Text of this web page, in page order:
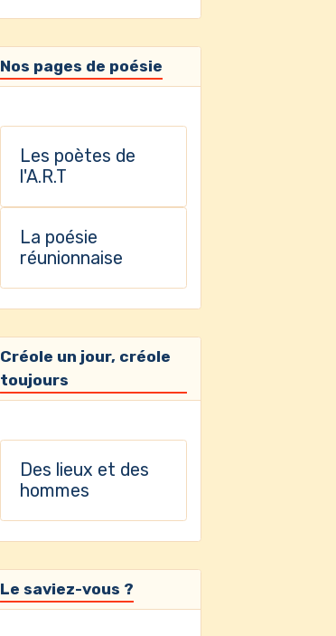
Nos pages de poésie
Les poètes de
l'A.R.T
La poésie
réunionnaise
Créole un jour, créole
toujours
Des lieux et des
hommes
Le saviez-vous ?